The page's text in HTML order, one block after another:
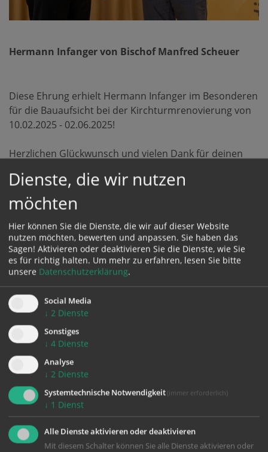
Hermann Infanger von Bischof Manfred Scheuer
Diese Ehrung erhielt Hermann Infanger im Besonderen
für die Bauaufsicht bei der Kirchturmrenovierung von
10.02.2025 - 02.06.2025!
Herzlichen Glückwunsch und vielen Dank für deinen
Dienste, die wir nutzen
möchten
Hier können Sie die Dienste, die wir auf dieser Website
nutzen möchten, bewerten und anpassen. Sie haben das
Sagen! Aktivieren oder deaktivieren Sie die Dienste, wie Sie
es für richtig halten. Um mehr zu erfahren, lesen Sie bitte
unsere Datenschutzerklärung.
Social Media
↓ 2 Dienste
Sonstiges
↓ 4 Dienste
Analyse
↓ 2 Dienste
Systemtechnische Notwendigkeit (immer erforderlich)
↓ 1 Dienst
Alle Dienste aktivieren oder deaktivieren
Mit diesem Schalter können Sie alle Dienste aktivieren oder